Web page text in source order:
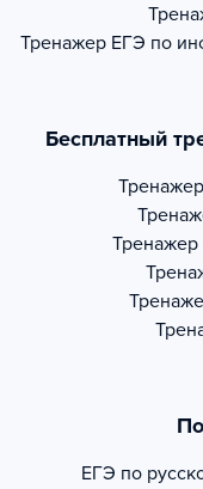
Тренажер ЕГЭ по
Бесплатный
Тренажер
Тренажер
ЕГЭ по